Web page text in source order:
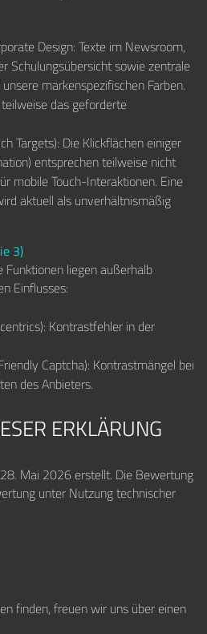
Design: Texte im Newsroom,
Schulungsübersicht sowie zentrale
markenspezifischen Farben.
das geforderte
Targets): Die Klickflächen einiger
entsprechen teilweise nicht
mobile Touch-Interaktionen. Eine
aktuell als unverhältnismäßig
3)
Funktionen liegen außerhalb
Einflusses:
Kontrastfehler in der
Captcha): Kontrastmängel bei
des Anbieters.
ERKLÄRUNG
Mai 2026 erstellt. Die Bewertung
unter Nutzung technischer
finden, freuen wir uns über einen